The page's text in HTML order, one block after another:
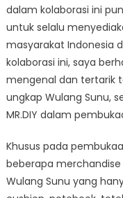
dalam kolaborasi ini
untuk selalu
masyarakat Indonesia
kolaborasi ini, saya
mengenal dan tertarik
ungkap Wulang Sunu,
MR.DIY dalam
Khusus pada
beberapa merchandise
Wulang Sunu yang